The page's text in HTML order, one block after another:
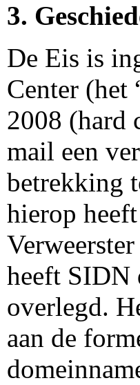
3.
De Eis is
Center
2008 (hard
mail een
betrekking
hierop
heeft SIDN
overlegd.
aan de